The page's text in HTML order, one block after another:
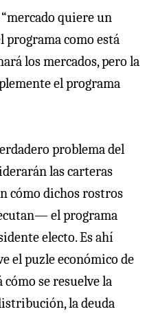
quiere un
programa como está
los mercados, pero la
el programa
problema del
las carteras
cómo dichos rostros
el programa
electo. Es ahí
el puzle económico de
se resuelve la
la deuda